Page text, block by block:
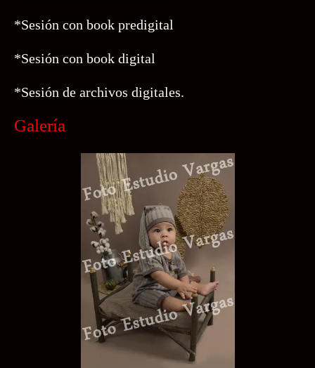
*Sesión con book predigital
*Sesión con book digital
*Sesión de archivos digitales.
Galería